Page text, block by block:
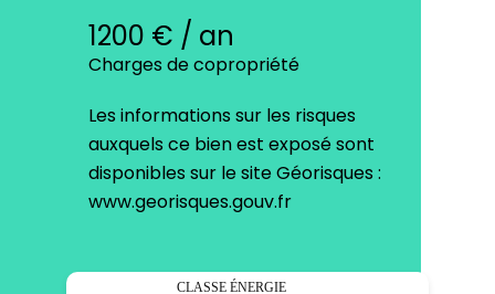
1200 € / an
Charges de copropriété
Les informations sur les risques
auxquels ce bien est exposé sont
disponibles sur le site Géorisques :
www.georisques.gouv.fr